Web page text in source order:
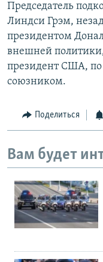
Председатель
Линдси Грэм,
президентом
внешней
президент США,
союзником.
Поделиться
Вам будет